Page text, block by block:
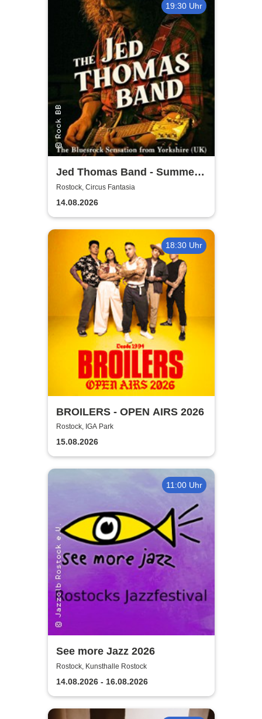
19:30 Uhr
Jed Thomas Band - Summer
Tour 2026
Rostock, Circus Fantasia
14.08.2026
18:30 Uhr
BROILERS - OPEN AIRS 2026
Rostock, IGA Park
15.08.2026
11:00 Uhr
See more Jazz 2026
Rostock, Kunsthalle Rostock
14.08.2026 - 16.08.2026